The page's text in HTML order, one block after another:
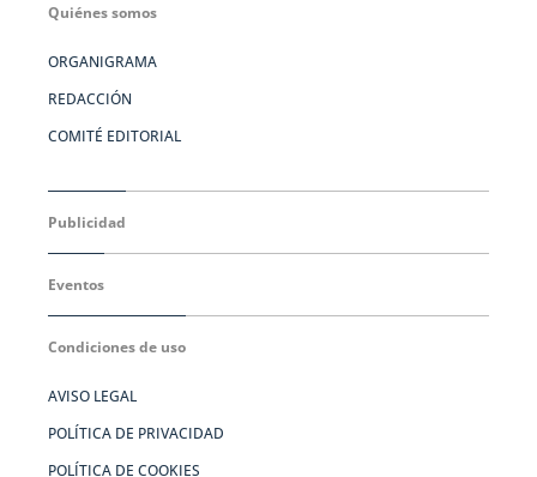
Quiénes somos
ORGANIGRAMA
REDACCIÓN
COMITÉ EDITORIAL
Publicidad
Eventos
Condiciones de uso
AVISO LEGAL
POLÍTICA DE PRIVACIDAD
POLÍTICA DE COOKIES